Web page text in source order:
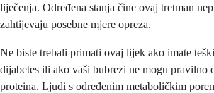
liječenja. Određena stanja čine ovaj tretman
zahtijevaju posebne mjere opreza.
Ne biste trebali primati ovaj lijek ako imate
dijabetes ili ako vaši bubrezi ne mogu pravilno
proteina. Ljudi s određenim metaboličkim